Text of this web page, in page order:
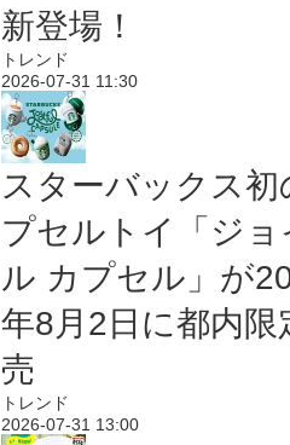
新登場！
トレンド
2026-07-31 11:30
スターバックス初
プセルトイ「ジョ
ル カプセル」が
年8月2日に都内限
売
トレンド
2026-07-31 13:00